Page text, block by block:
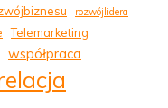
rozwójlidera
Telemarketing
współpraca